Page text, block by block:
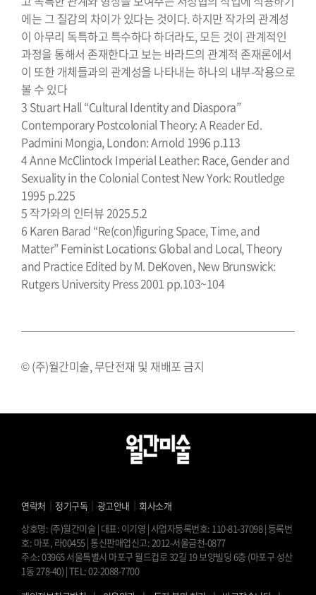
에는 그 질감의 차이가 있다는 것이다. 하지만 작가의 관계성
이 아무리 독특하고 특수하다 하더라도, 모든 것이 관계적인
과정을 통해서 존재한다고 보는 바라드의 관계적 존재론에서
이 또한 개체들과의 관계성을 나타내는 하나의 내부-작용으로
볼 수 있다
3 Stuart Hall “Cultural Identity and Diaspora”
Contemporary Postcolonial Theory: A Reader Ed.
Padmini Mongia, London: Arnold 1996 p.113
4 Anne McClintock Imperial Leather: Race, Gender and
Sexuality in the Colonial Contest New York: Routledge
1995 p.225
5 작가와의 인터뷰 2025.5.2
6 Karen Barad “Re(con)figuring Space, Time, and
Matter” Feminist Locations: Global and Local, Theory
and Practice Edited by M. DeKoven, New Brunswick:
Rutgers University Press 2001 pp.103~104
© (주)월간미술, 무단전재 및 재배포 금지
연락처 ｜ 정기구독 ｜ 광고안내 ｜ 회사소개
상호명: (주)월간미술 | 대표: 이기영 | 사업자등록번호: 110-81-37098 | 등록번
호: 마포, 라00455 | 통신판매업신고: 2012-서울금천-0877
주소: 03965 서울특별시 마포구 월드컵로 32길 19 보양빌딩 6층 (마포구 성산
1동 278-40) | TEL: 02-2088-7700